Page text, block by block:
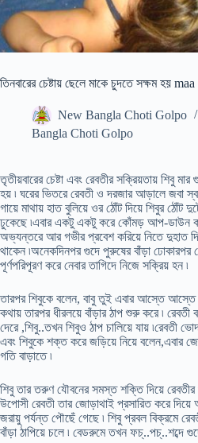
তিনবারের চেষ্টায় ছেলে মাকে চুদতে সক্ষম হয়
New Bangla Choti Golpo
Bangla Choti Golpo
তৃতীয়বারের চেষ্টা এবং রেবতীর সক্রিয়তায় শিবু
হয় ৷ ঘরের ভিতরে রেবতী ও দরজার আড়ালে জবা
গায়ে মাথায় হাত বুলিয়ে ওর ঠোঁট দিয়ে শিবুর ঠোঁট
ঢুকেছে ৷এবার একটু একটু করে কোঁমড় আপ-ডাউন
অভ্যন্তরে আর গভীর প্রবেশ করিয়ে নিতে দুহাত
থাকেন ৷অনেকদিনপর গুদে পুরুষের বাঁড়া ঢোকারপর
পূর্ণপরিপূরণ করে নেবার তাগিদে নিজে সক্রিয় হন ৷
তারপর শিবুকে বলেন, বাবু তুই এবার আস্তে আস্তে
কথায় তারপর ধীরলয়ে বাঁড়ার ঠাপ শুরু করে ৷
দেরে ,শিবু..তখন শিবুও ঠাপ চালিয়ে যায় ৷রেবতী
এবং শিবুকে শক্ত করে জড়িয়ে নিয়ে বলেন,এবার
গতি বাড়াতে ৷
শিবু তার তরুণ যৌবনের সমস্ত শক্তি দিয়ে
উপোসী রেবতী তার জোড়াথাই প্রসারিত করে
জরায়ু পর্যন্ত পৌছেঁ গেছে ৷ শিবু প্রবল বিক্রমে
বাঁড়া ঠাপিয়ে চলে ৷ বেডরুমে তখন ফচ্..পচ্..শব্দে